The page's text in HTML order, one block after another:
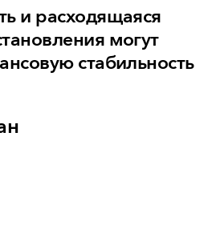
и расходящаяся
могут
стабильность